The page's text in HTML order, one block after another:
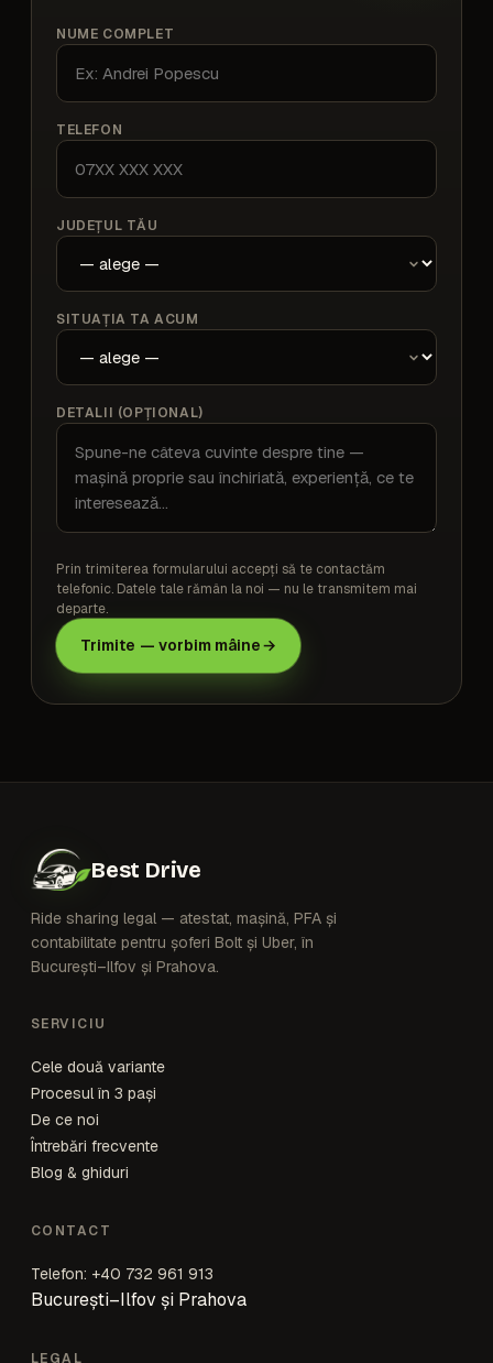
NUME COMPLET
TELEFON
JUDEȚUL TĂU
SITUAȚIA TA ACUM
DETALII (OPȚIONAL)
Prin trimiterea formularului accepți să te contactăm
telefonic. Datele tale rămân la noi — nu le transmitem mai
departe.
Trimite — vorbim mâine→
Best Drive
Ride sharing legal — atestat, mașină, PFA și
contabilitate pentru șoferi Bolt și Uber, în
București–Ilfov și Prahova.
SERVICIU
Cele două variante
Procesul în 3 pași
De ce noi
Întrebări frecvente
Blog & ghiduri
CONTACT
Telefon: +40 732 961 913
București–Ilfov și Prahova
LEGAL